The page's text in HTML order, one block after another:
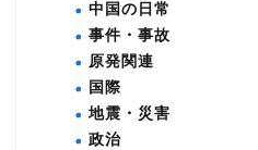
中国の日常
事件・事故
原発関連
国際
地震・災害
政治